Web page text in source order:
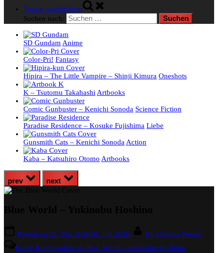
Toggle search form
Suchen nach:
SD GundamAnime
Color-Pri! Fantasy
Hipira – The Little Vampire – Shinji Kimura Oneshots
K – Tsutomu TakahashiArtbooks
Comic Gunbuster – Kenichi Sonoda Science Fiction
Paradise Residence – Kosuke Fujishima Liebe
Gunsmith Cats – Kenichi SonodaAction
Kaba – Katsuhiro Otomo Artbooks
prev next
Posted on 25. Mai 202610. Juli 2026 By Claudia Wendt
Keine Kommentare zu Blue World – Yukinobu Hoshino